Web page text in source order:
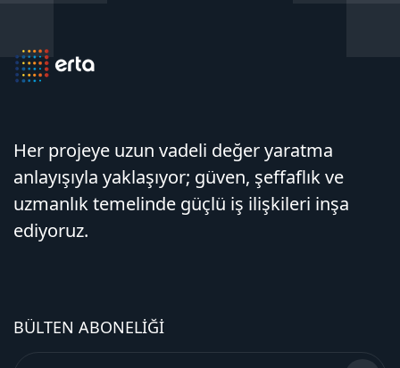
Her projeye uzun vadeli değer yaratma
anlayışıyla yaklaşıyor; güven, şeffaflık ve
uzmanlık temelinde güçlü iş ilişkileri inşa
ediyoruz.
BÜLTEN ABONELIĞI